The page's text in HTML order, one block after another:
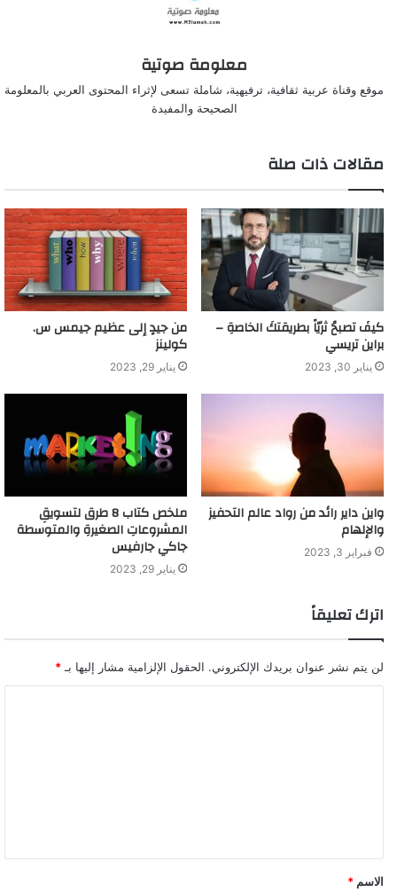
معلومة صوتية
موقع وقناة عربية ثقافية، ترفيهية، شاملة تسعى لإثراء المحتوى العربي بالمعلومة
الصحيحة والمفيدة
مقالات ذات صلة
كيفَ تصبحُ ثريّاً بطريقتكَ الخاصةِ –
براين تريسي
يناير 30, 2023
من جيدٍ إلى عظيم جيمس س.
كولينز
يناير 29, 2023
واين داير رائد من رواد عالم التحفيز
والإلهام
فبراير 3, 2023
ملخص كتاب 8 طرق لتسويقِ
المشروعاتِ الصغيرةِ والمتوسطة
جاكي جارفيس
يناير 29, 2023
اترك تعليقاً
لن يتم نشر عنوان بريدك الإلكتروني. الحقول الإلزامية مشار إليها بـ *
ق
*
الاسم *